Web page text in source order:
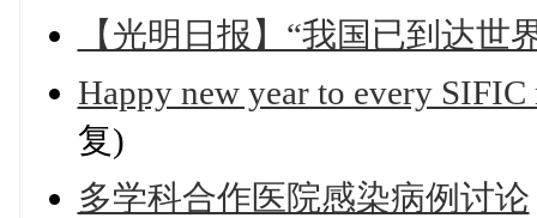
【光明日报】“我国已到达世
Happy new year to every
复)
多学科合作医院感染病例讨论